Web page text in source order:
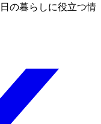
の暮らしに役立つ情